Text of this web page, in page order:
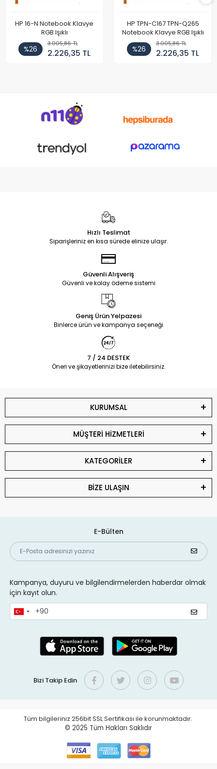
HP 16-N Notebook Klavye
RGB Işıklı
%26
3.005,86 TL
2.226,35 TL
HP TPN-C167 TPN-Q265
Notebook Klavye RGB Işıklı
%26
3.005,86 TL
2.226,35 TL
Hızlı Teslimat
Siparişleriniz en kısa sürede elinize ulaşır.
Güvenli Alışveriş
Güvenli ve kolay ödeme sistemi
Geniş Ürün Yelpazesi
Binlerce ürün ve kampanya seçeneği
7 / 24 DESTEK
Öneri ve şikayetlerinizi bize iletebilirsiniz.
KURUMSAL
MÜŞTERİ HİZMETLERİ
KATEGORİLER
BİZE ULAŞIN
E-Bülten
Kampanya, duyuru ve bilgilendirmelerden haberdar olmak
için kayıt olun.
Bizi Takip Edin
Tüm bilgileriniz 256bit SSL Sertifikası ile korunmaktadır.
© 2025 Tüm Hakları Saklıdır